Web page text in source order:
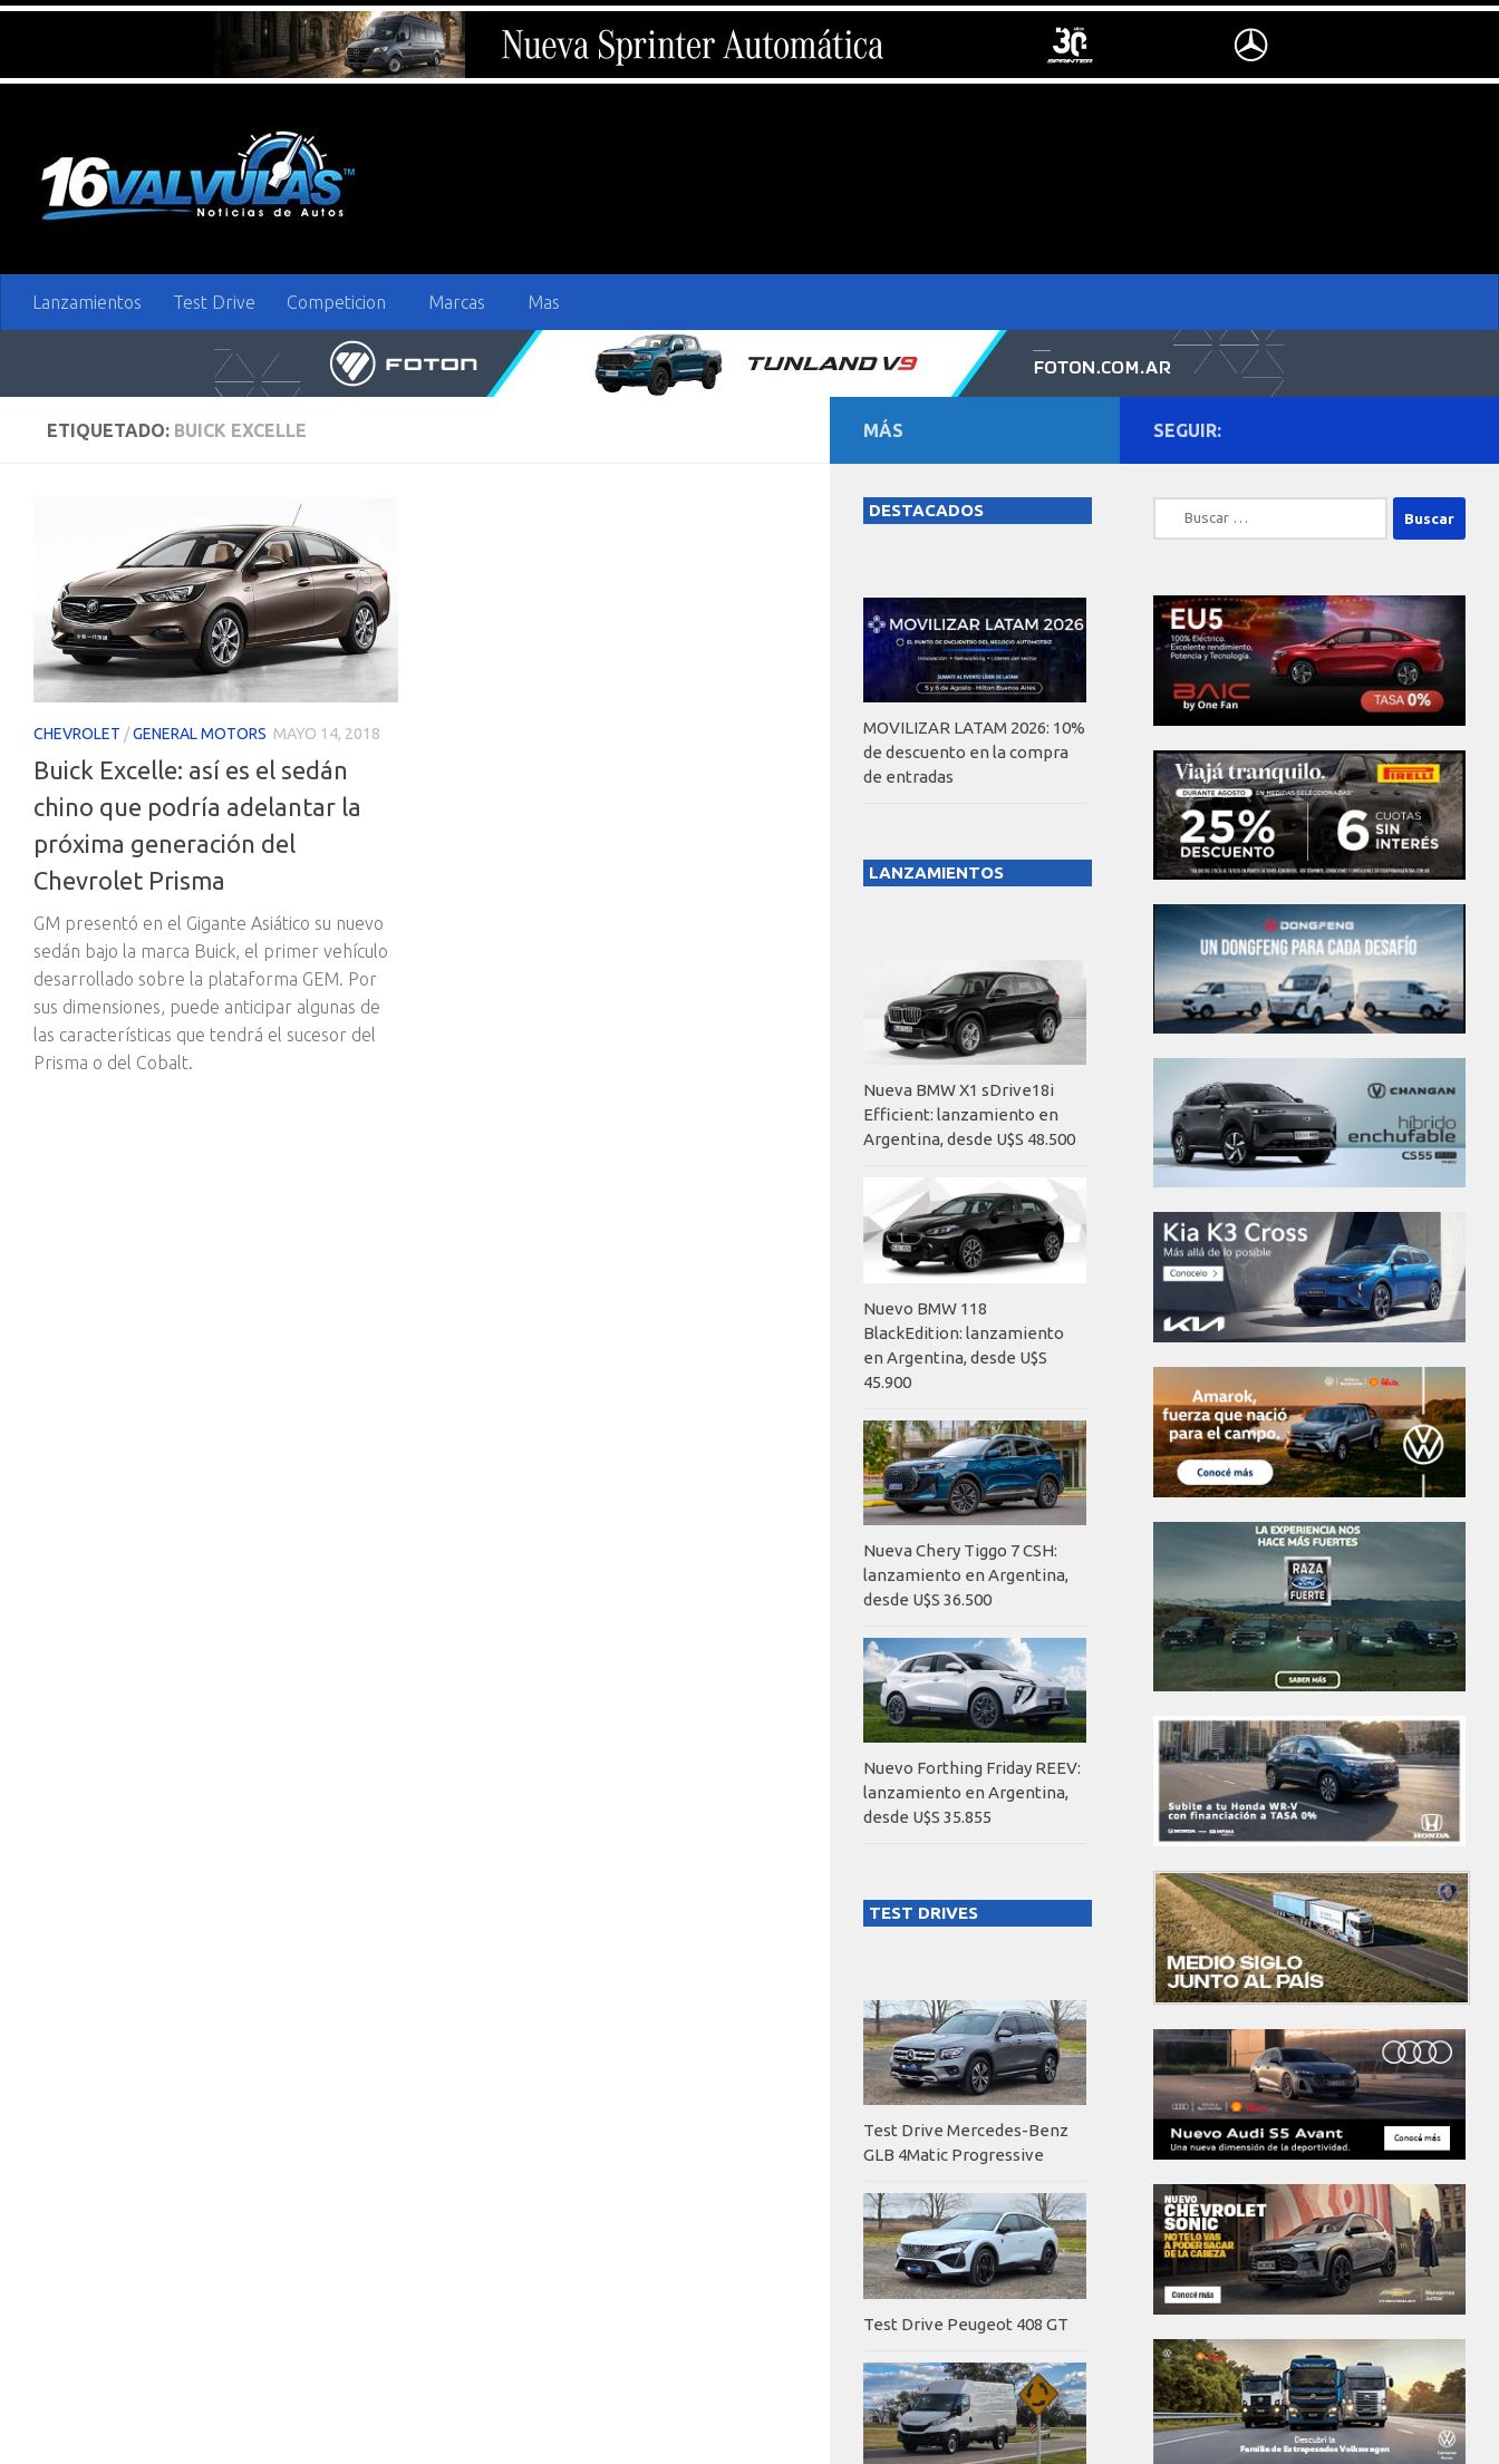
Lanzamientos Test Drive Competicion Marcas Mas
ETIQUETADO: BUICK EXCELLE
CHEVROLET /GENERAL MOTORS MAYO 14, 2018
Buick Excelle: así es el sedán
chino que podría adelantar la
próxima generación del
Chevrolet Prisma
GM presentó en el Gigante Asiático su nuevo
sedán bajo la marca Buick, el primer vehículo
desarrollado sobre la plataforma GEM. Por
sus dimensiones, puede anticipar algunas de
las características que tendrá el sucesor del
Prisma o del Cobalt.
SEGUIR:
Buscar:
MÁS
DESTACADOS
MOVILIZAR LATAM 2026: 10%
de descuento en la compra
de entradas
LANZAMIENTOS
Nueva BMW X1 sDrive18i
Efficient: lanzamiento en
Argentina, desde U$S 48.500
Nuevo BMW 118
BlackEdition: lanzamiento
en Argentina, desde U$S
45.900
Nueva Chery Tiggo 7 CSH:
lanzamiento en Argentina,
desde U$S 36.500
Nuevo Forthing Friday REEV:
lanzamiento en Argentina,
desde U$S 35.855
TEST DRIVES
Test Drive Mercedes-Benz
GLB 4Matic Progressive
Test Drive Peugeot 408 GT